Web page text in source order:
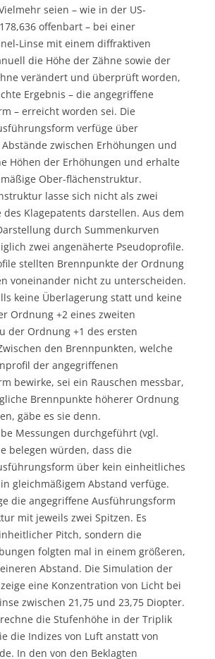
seien – wie in der US-
offenbart – bei einer
Linse mit einem diffraktiven
die Höhe der Zähne sowie der
verändert und überprüft worden,
Ergebnis – die angegriffene
– erreicht worden sei. Die
verfüge über
zwischen Erhöhungen und
Höhen der Erhöhungen und erhalte
Ober-flächenstruktur.
lasse sich nicht als zwei
des Klagepatents darstellen. Aus dem
durch Summenkurven
zwei angenäherte Pseudoprofile.
stellten Brennpunkte der Ordnung
voneinander nicht zu unterscheiden.
keine Überlagerung statt und keine
Ordnung +2 eines zweiten
der Ordnung +1 des ersten
den Brennpunkten, welche
der angegriffenen
bewirke, sei ein Rauschen messbar,
Brennpunkte höherer Ordnung
gäbe es sie denn.
Messungen durchgeführt (vgl.
belegen würden, dass die
über kein einheitliches
gleichmäßigem Abstand verfüge.
die angegriffene Ausführungsform
mit jeweils zwei Spitzen. Es
Pitch, sondern die
folgten mal in einem größeren,
Abstand. Die Simulation der
eine Konzentration von Licht bei
zwischen 21,75 und 23,75 Diopter.
die Stufenhöhe in der Triplik
die Indizes von Luft anstatt von
In den von den Beklagten